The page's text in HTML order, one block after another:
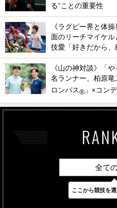
る”ことの重要性
《ラグビー界と体
面のリーチマイケ
技愛「好きだから、
《山の神対談》「
名ランナー、柏原
ロンパス® 」×コン
全て
最新 24
ここから競技を